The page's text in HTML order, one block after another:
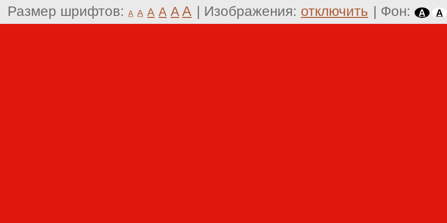
Размер шрифтов: A A A A A A | Изображения: отключить | Фон: A A